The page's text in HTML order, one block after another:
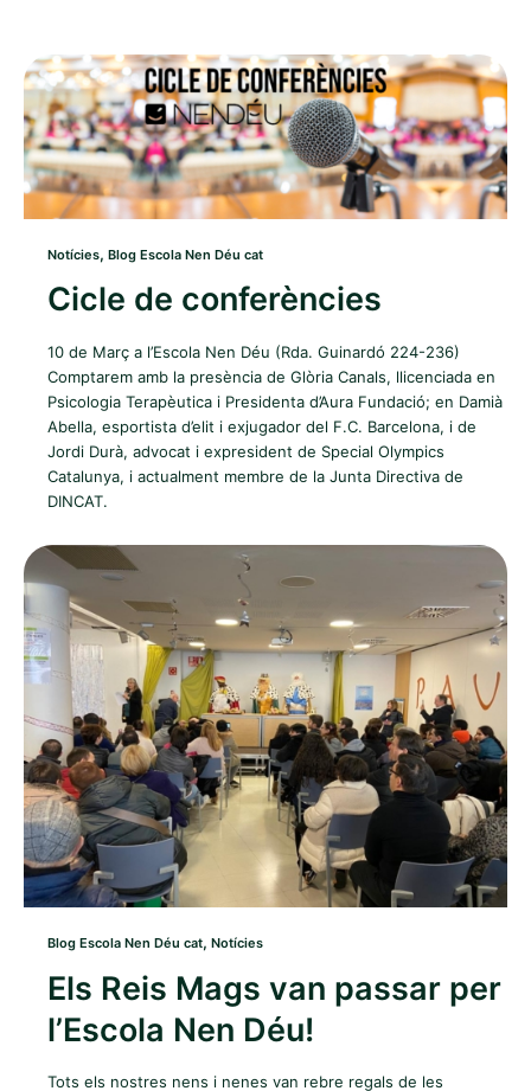
Notícies, Blog Escola Nen Déu cat
Cicle de conferències
10 de Març a l’Escola Nen Déu (Rda. Guinardó 224-236)
Comptarem amb la presència de Glòria Canals, llicenciada en
Psicologia Terapèutica i Presidenta d’Aura Fundació; en Damià
Abella, esportista d’elit i exjugador del F.C. Barcelona, i de
Jordi Durà, advocat i expresident de Special Olympics
Catalunya, i actualment membre de la Junta Directiva de
DINCAT.
Blog Escola Nen Déu cat, Notícies
Els Reis Mags van passar per
l’Escola Nen Déu!
Tots els nostres nens i nenes van rebre regals de les